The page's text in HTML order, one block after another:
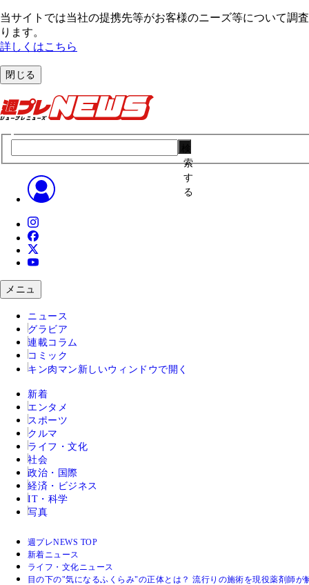
当サイトでは当社の提携先等がお客様のニーズ等について調
ります。
詳しくはこちら
閉じる
索
す
る
メニュ
ニュース
グラビア
連載コラム
コミック
キン肉マン 新しいウィンドウで開く
新着
エンタメ
スポーツ
クルマ
ライフ・文化
社会
政治・国際
経済・ビジネス
IT・科学
写真
週プレNEWS TOP
新着ニュース
ライフ・文化ニュース
目の下の"気になるふくらみ"の正体とは？ 流行りの施術を現役薬剤師が